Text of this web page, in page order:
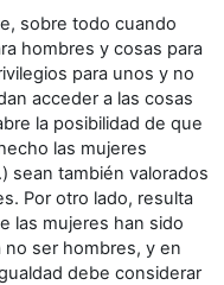
sobre todo cuando
hombres y cosas para
para unos y no
acceder a las cosas
la posibilidad de que
las mujeres
sean también valorados
Por otro lado, resulta
las mujeres han sido
ser hombres, y en
debe considerar